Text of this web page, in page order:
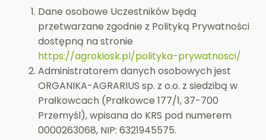
Dane osobowe Uczestników będą
przetwarzane zgodnie z Polityką Prywatności
dostępną na stronie
https://agrokiosk.pl/polityka-prywatnosci/
Administratorem danych osobowych jest
ORGANIKA-AGRARIUS sp. z o.o. z siedzibą w
Prałkowcach (Prałkowce 177/1, 37-700
Przemyśl), wpisana do KRS pod numerem
0000263068, NIP: 6321945575.